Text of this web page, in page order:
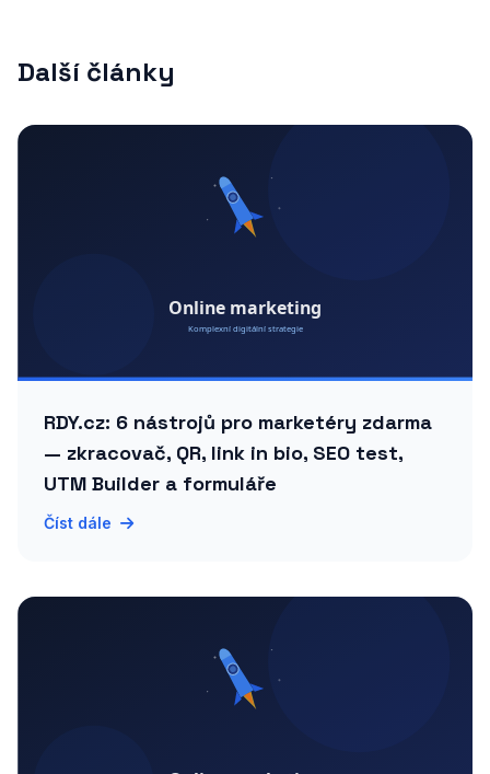
Další články
RDY.cz: 6 nástrojů pro marketéry zdarma
— zkracovač, QR, link in bio, SEO test,
UTM Builder a formuláře
Číst dále